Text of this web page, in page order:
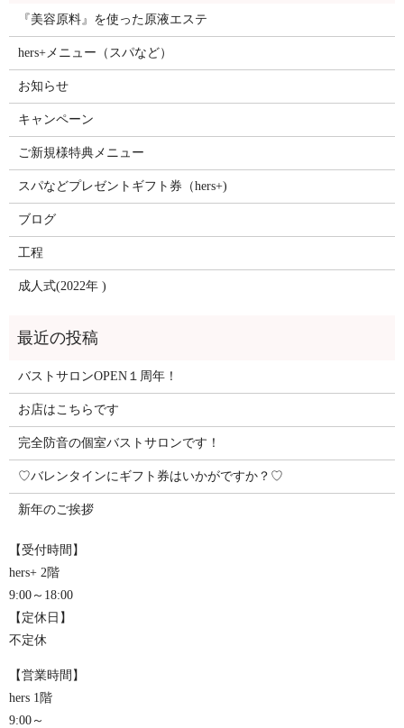
『美容原料』を使った原液エステ
hers+メニュー（スパなど）
お知らせ
キャンペーン
ご新規様特典メニュー
スパなどプレゼントギフト券（hers+)
ブログ
工程
成人式(2022年 )
バストサロンOPEN１周年！
お店はこちらです
完全防音の個室バストサロンです！
♡バレンタインにギフト券はいかがですか？♡
新年のご挨拶
【受付時間】
hers+ 2階
9:00～18:00
【定休日】
不定休
【営業時間】
hers 1階
9:00～